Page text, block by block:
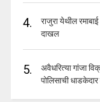
4.
राजुरा येथील
दाखल
5.
अवैधरित्या गांजा
पोलिसाची धाडकेदार